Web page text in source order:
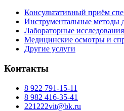
Консультативный приём
Инструментальные методы
Лабораторные исследования
Медицинские осмотры и
Другие услуги
Контакты
8 922 791-15-11
8 982 416-35-41
221222vit@bk.ru